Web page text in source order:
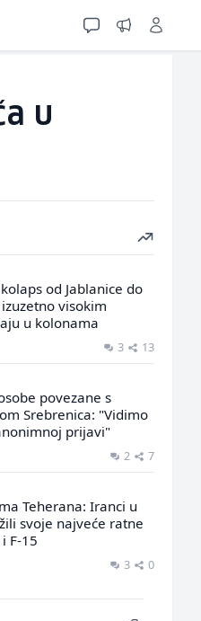
u
od Jablanice do
visokim
u kolonama
3 13
povezane s
Srebrenica: "Vidimo
prijavi"
2 7
Teherana: Iranci u
svoje najveće ratne
F-15
3 0